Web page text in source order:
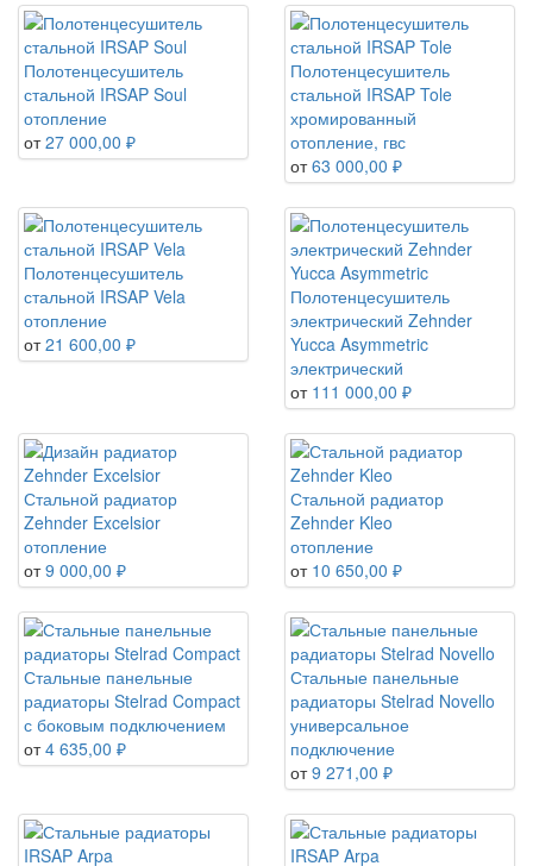
Полотенцесушитель
стальной IRSAP Soul
отопление
от 27 000,00 ₽
Полотенцесушитель
стальной IRSAP Tole
хромированный
отопление, гвс
от 63 000,00 ₽
Полотенцесушитель
стальной IRSAP Vela
отопление
от 21 600,00 ₽
Полотенцесушитель
электрический Zehnder
Yucca Asymmetric
электрический
от 111 000,00 ₽
Стальной радиатор
Zehnder Excelsior
отопление
от 9 000,00 ₽
Стальной радиатор
Zehnder Kleo
отопление
от 10 650,00 ₽
Стальные панельные
радиаторы Stelrad Compact
с боковым подключением
от 4 635,00 ₽
Стальные панельные
радиаторы Stelrad Novello
универсальное
подключение
от 9 271,00 ₽